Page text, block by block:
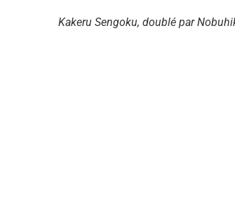
Kakeru Sengoku, doublé par